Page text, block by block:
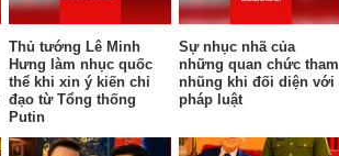
Thủ tướng Lê Minh
Hưng làm nhục quốc
thể khi xin ý kiến chỉ
đạo từ Tổng thống
Putin
Sự nhục nhã của
những quan chức tham
nhũng khi đối diện với
pháp luật